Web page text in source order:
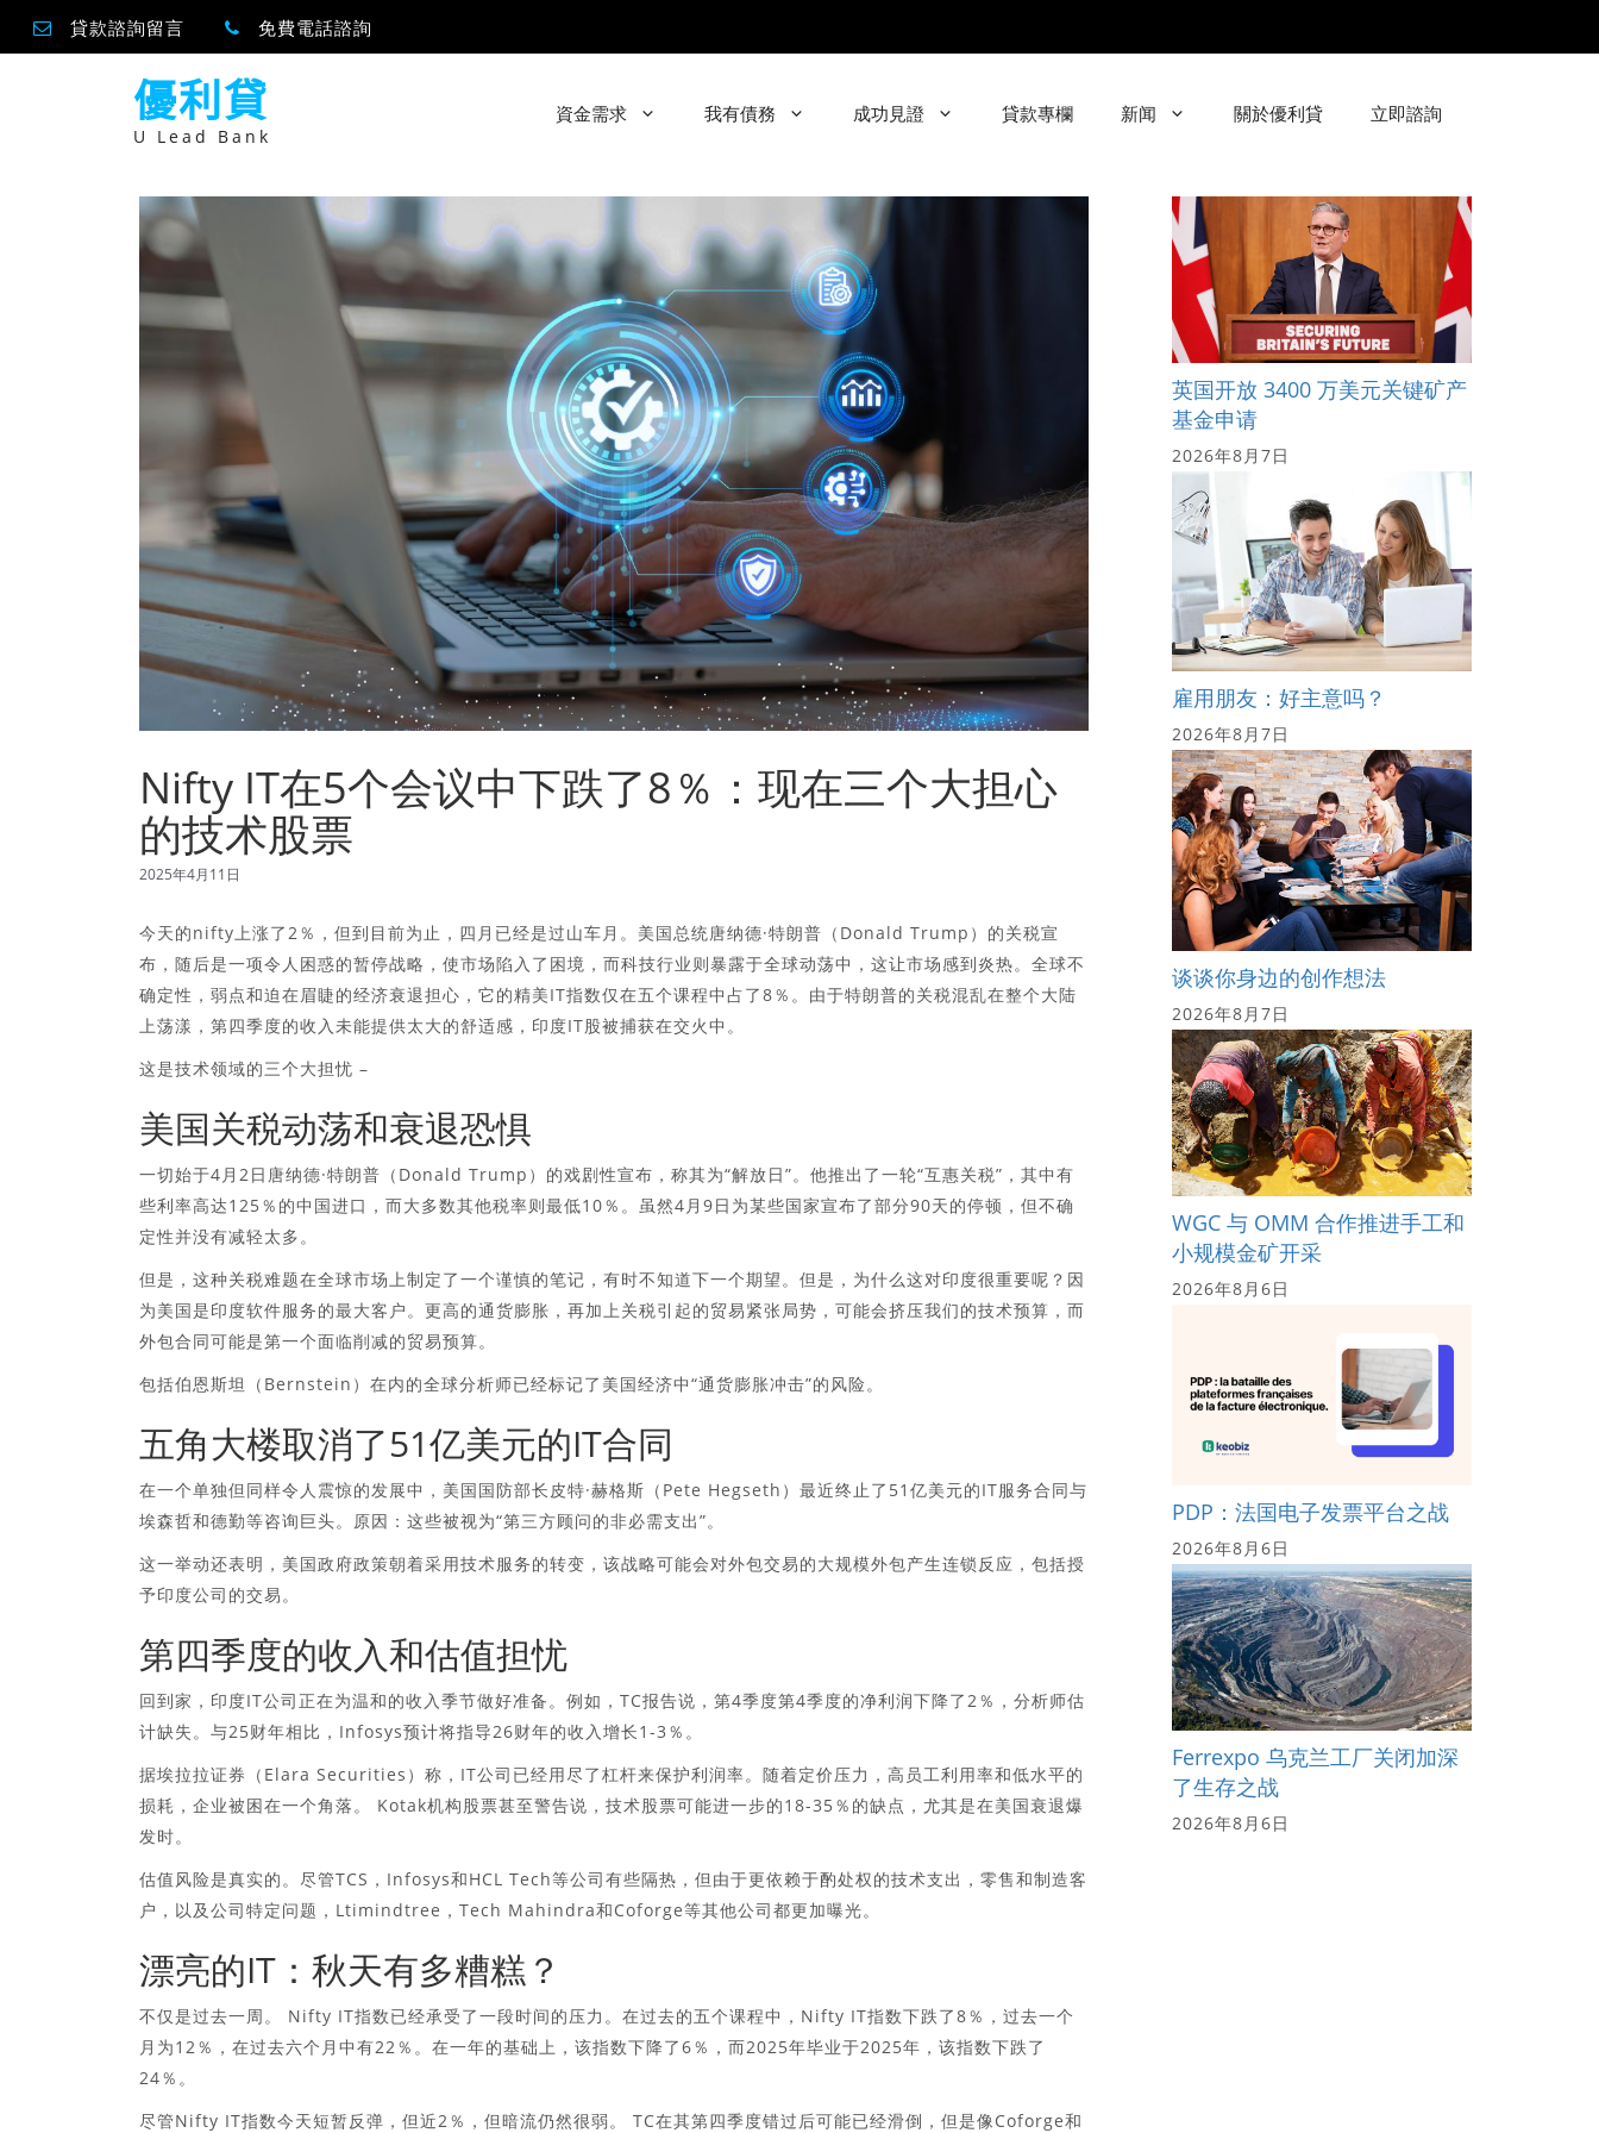
貸款諮詢留言 免費電話諮詢
優利貸
U Lead Bank
資金需求 我有債務 成功見證 貸款專欄 新闻 關於優利貸 立即諮詢
Nifty IT在5个会议中下跌了8％：现在三个大担心
的技术股票
2025年4月11日
今天的nifty上涨了2％，但到目前为止，四月已经是过山车月。美国总统唐纳德·特朗普（Donald Trump）的关税宣
布，随后是一项令人困惑的暂停战略，使市场陷入了困境，而科技行业则暴露于全球动荡中，这让市场感到炎热。全球不
确定性，弱点和迫在眉睫的经济衰退担心，它的精美IT指数仅在五个课程中占了8％。由于特朗普的关税混乱在整个大陆
上荡漾，第四季度的收入未能提供太大的舒适感，印度IT股被捕获在交火中。
这是技术领域的三个大担忧 –
美国关税动荡和衰退恐惧
一切始于4月2日唐纳德·特朗普（Donald Trump）的戏剧性宣布，称其为“解放日”。他推出了一轮“互惠关税”，其中有
些利率高达125％的中国进口，而大多数其他税率则最低10％。虽然4月9日为某些国家宣布了部分90天的停顿，但不确
定性并没有减轻太多。
但是，这种关税难题在全球市场上制定了一个谨慎的笔记，有时不知道下一个期望。但是，为什么这对印度很重要呢？因
为美国是印度软件服务的最大客户。更高的通货膨胀，再加上关税引起的贸易紧张局势，可能会挤压我们的技术预算，而
外包合同可能是第一个面临削减的贸易预算。
包括伯恩斯坦（Bernstein）在内的全球分析师已经标记了美国经济中“通货膨胀冲击”的风险。
五角大楼取消了51亿美元的IT合同
在一个单独但同样令人震惊的发展中，美国国防部长皮特·赫格斯（Pete Hegseth）最近终止了51亿美元的IT服务合同与
埃森哲和德勤等咨询巨头。原因：这些被视为“第三方顾问的非必需支出”。
这一举动还表明，美国政府政策朝着采用技术服务的转变，该战略可能会对外包交易的大规模外包产生连锁反应，包括授
予印度公司的交易。
第四季度的收入和估值担忧
回到家，印度IT公司正在为温和的收入季节做好准备。例如，TC报告说，第4季度第4季度的净利润下降了2％，分析师估
计缺失。与25财年相比，Infosys预计将指导26财年的收入增长1-3％。
据埃拉拉证券（Elara Securities）称，IT公司已经用尽了杠杆来保护利润率。随着定价压力，高员工利用率和低水平的
损耗，企业被困在一个角落。 Kotak机构股票甚至警告说，技术股票可能进一步的18-35％的缺点，尤其是在美国衰退爆
发时。
估值风险是真实的。尽管TCS，Infosys和HCL Tech等公司有些隔热，但由于更依赖于酌处权的技术支出，零售和制造客
户，以及公司特定问题，Ltimindtree，Tech Mahindra和Coforge等其他公司都更加曝光。
漂亮的IT：秋天有多糟糕？
不仅是过去一周。 Nifty IT指数已经承受了一段时间的压力。在过去的五个课程中，Nifty IT指数下跌了8％，过去一个
月为12％，在过去六个月中有22％。在一年的基础上，该指数下降了6％，而2025年毕业于2025年，该指数下跌了
24％。
尽管Nifty IT指数今天短暂反弹，但近2％，但暗流仍然很弱。 TC在其第四季度错过后可能已经滑倒，但是像Coforge和
英国开放 3400 万美元关键矿产
基金申请
2026年8月7日
雇用朋友：好主意吗？
2026年8月7日
谈谈你身边的创作想法
2026年8月7日
WGC 与 OMM 合作推进手工和
小规模金矿开采
2026年8月6日
PDP：法国电子发票平台之战
2026年8月6日
Ferrexpo 乌克兰工厂关闭加深
了生存之战
2026年8月6日